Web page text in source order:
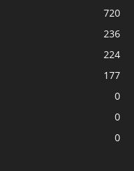
720
236
224
177
0
0
0